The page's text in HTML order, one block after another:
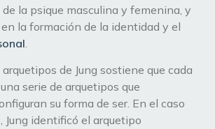
la psique masculina y femenina, y
la formación de la identidad y el
de Jung sostiene que cada
serie de arquetipos que
su forma de ser. En el caso
Jung identificó el arquetipo